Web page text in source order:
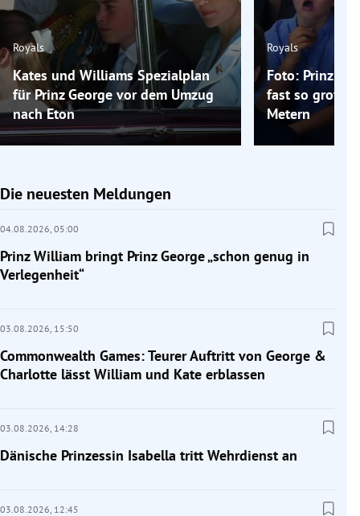
Royals
Kates und Williams Spezialplan
für Prinz George vor dem Umzug
nach Eton
Royals
Foto: Prinz
fast so groß
Metern
Die neuesten Meldungen
04.08.2026, 05:00
Prinz William bringt Prinz George „schon genug in
Verlegenheit“
03.08.2026, 15:50
Commonwealth Games: Teurer Auftritt von George &
Charlotte lässt William und Kate erblassen
03.08.2026, 14:28
Dänische Prinzessin Isabella tritt Wehrdienst an
03.08.2026, 12:45